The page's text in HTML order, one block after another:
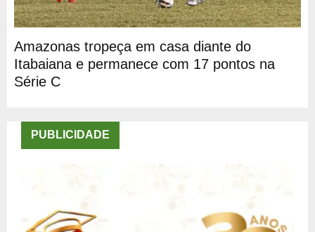
Amazonas tropeça em casa diante do
Itabaiana e permanece com 17 pontos na
Série C
PUBLICIDADE